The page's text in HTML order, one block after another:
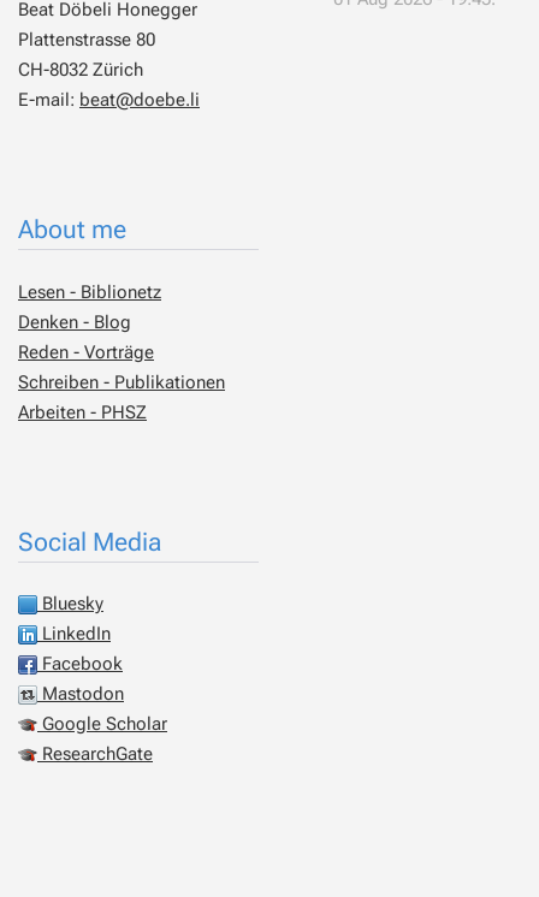
Beat Döbeli Honegger
Plattenstrasse 80
CH-8032 Zürich
E-mail: beat@doebe.li
About me
Lesen - Biblionetz
Denken - Blog
Reden - Vorträge
Schreiben - Publikationen
Arbeiten - PHSZ
Social Media
Bluesky
LinkedIn
Facebook
Mastodon
Google Scholar
ResearchGate